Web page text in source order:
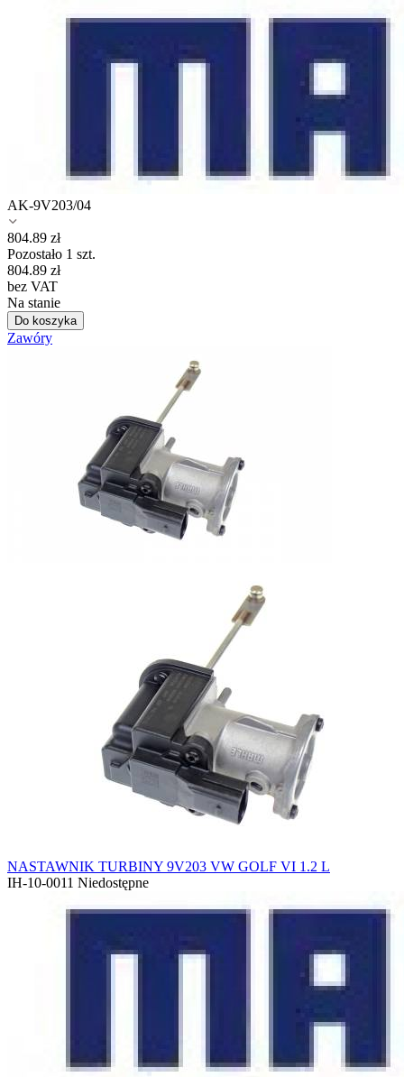
AK-9V203/04
804.89 zł
Pozostało 1 szt.
804.89 zł
bez VAT
Na stanie
Do koszyka
Zawóry
NASTAWNIK TURBINY 9V203 VW GOLF VI 1.2 L
IH-10-0011 Niedostępne